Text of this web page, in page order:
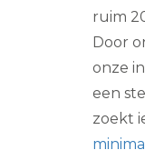
ruim
Door
onze
een
zoekt